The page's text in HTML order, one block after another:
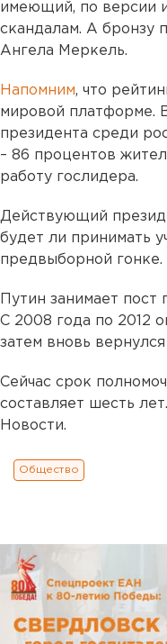
имеющий, по версии
скандалам. А бронзу
Ангела Меркель.
Напомним, что
мировой платформе.
президента среди
– 86 процентов
работу гослидера.
Действующий
будет ли принимать
предвыборной гонке.
Путин занимает пост
С 2008 года по 2012
затем вновь
Сейчас срок
составляет шесть
Новости.
Общество